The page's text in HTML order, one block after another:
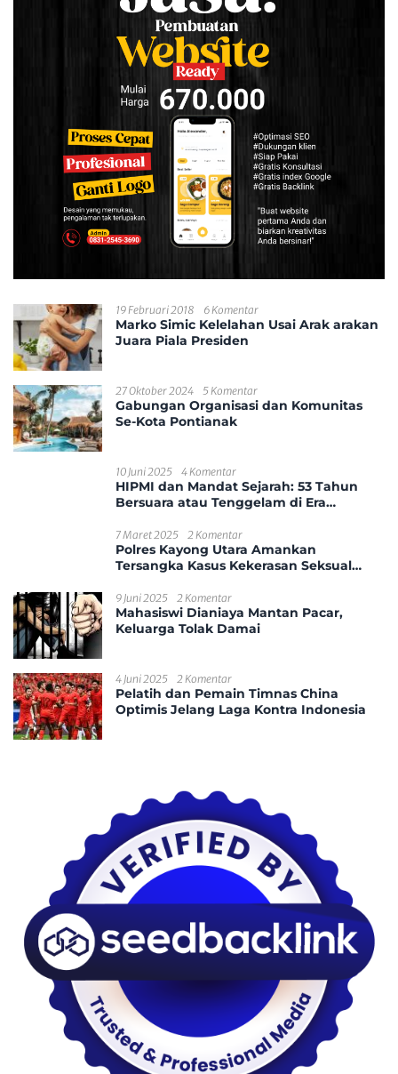
19 Februari 2018 6 Komentar
Marko Simic Kelelahan Usai Arak arakan
Juara Piala Presiden
27 Oktober 2024 5 Komentar
Gabungan Organisasi dan Komunitas
Se-Kota Pontianak
10 Juni 2025 4 Komentar
HIPMI dan Mandat Sejarah: 53 Tahun
Bersuara atau Tenggelam di Era
7 Maret 2025 2 Komentar
Polres Kayong Utara Amankan
Tersangka Kasus Kekerasan Seksual
9 Juni 2025 2 Komentar
Mahasiswi Dianiaya Mantan Pacar,
Keluarga Tolak Damai
4 Juni 2025 2 Komentar
Pelatih dan Pemain Timnas China
Optimis Jelang Laga Kontra Indonesia